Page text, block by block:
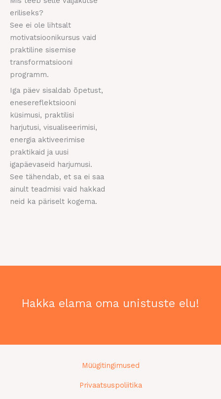
eriliseks?
See ei ole lihtsalt
motivatsioonikursus vaid
praktiline sisemise
transformatsiooni
programm.
Iga päev sisaldab õpetust,
enesereflektsiooni
küsimusi, praktilisi
harjutusi, visualiseerimisi,
energia aktiveerimise
praktikaid ja uusi
igapäevaseid harjumusi.
See tähendab, et sa ei saa
ainult teadmisi vaid hakkad
neid ka päriselt kogema.
Hakka elama oma unistuste elu!
Müügitingimused
Privaatsuspoliitika